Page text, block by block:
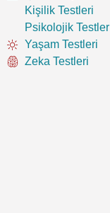
Kişilik Testleri
Psikolojik Testler
Yaşam Testleri
Zeka Testleri